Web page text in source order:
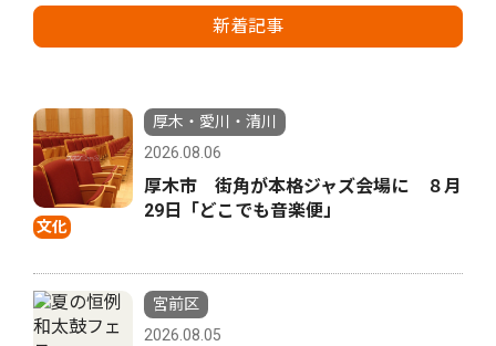
新着記事
文化
厚木・愛川・清川
2026.08.06
厚木市 街角が本格ジャズ会場に ８月
29日「どこでも音楽便」
宮前区
2026.08.05